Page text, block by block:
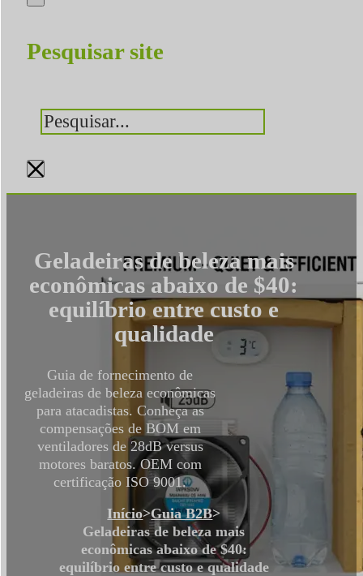
Pesquisar site
Pesquisar
×
Geladeiras de beleza mais
econômicas abaixo de $40:
equilíbrio entre custo e
qualidade
Guia de fornecimento de
geladeiras de beleza econômicas
para atacadistas. Conheça as
compensações de BOM em
ventiladores de 28dB versus
motores baratos. OEM com
certificação ISO 9001.
Início>Guia B2B>
Geladeiras de beleza mais
econômicas abaixo de $40:
equilíbrio entre custo e qualidade